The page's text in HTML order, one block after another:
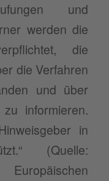
und
werden die
die
die Verfahren
und über
informieren.
in
(Quelle: